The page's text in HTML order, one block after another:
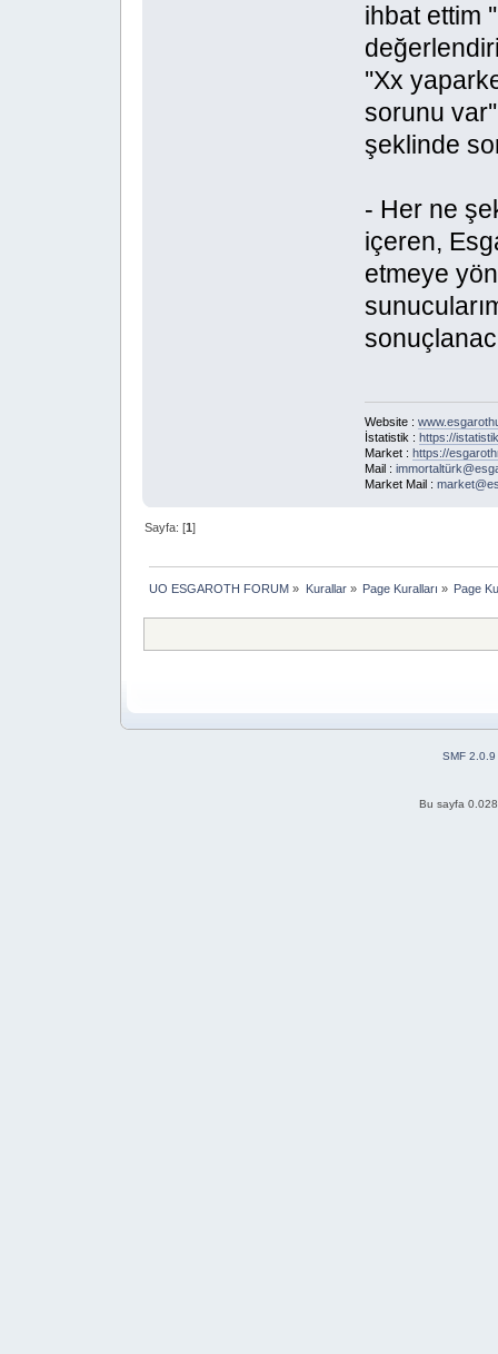
ihbat ettim
''Xx
sorunu
şeklinde
- Her ne
içeren,
etmeye
Website :
İstatistik : https://
Market : https://
Mail :
Market Mail :
Sayfa: [1]
UO ESGAROTH FORUM » Kurallar» Page Kuralları » Page
SMF 2.0.9
Bu sayfa